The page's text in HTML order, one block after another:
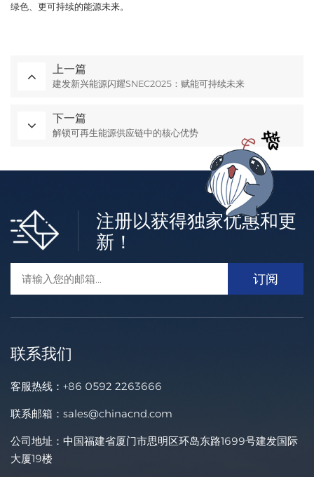
绿色、更可持续的能源未来。
上一篇
建发新兴能源闪耀SNEC2025：赋能可持续未来
下一篇
解锁可再生能源供应链中的核心优势
注册以获得独家优惠和更
新！
联系我们
客服热线： +86 0592 2263666
联系邮箱： sales@chinacnd.com
公司地址：中国福建省厦门市思明区环岛东路1699号建发国际
大厦19楼